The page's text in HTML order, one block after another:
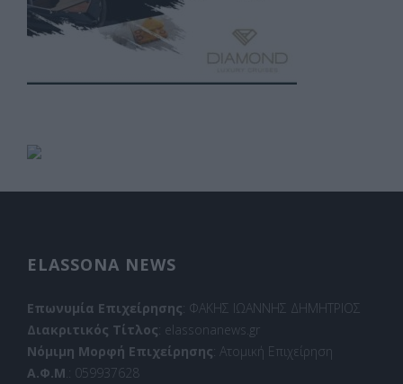
ELASSONA NEWS
Επωνυμία Επιχείρησης: ΦΑΚΗΣ ΙΩΑΝΝΗΣ ΔΗΜΗΤΡΙΟΣ
Διακριτικός Τίτλος: elassonanews.gr
Νόμιμη Μορφή Επιχείρησης: Ατομική Επιχείρηση
Α.Φ.Μ .: 059937628